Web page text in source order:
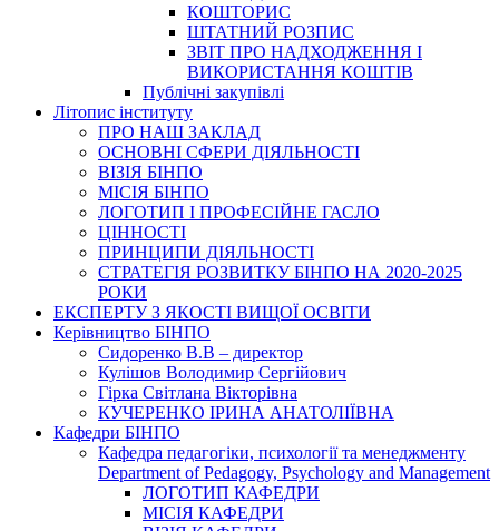
КОШТОРИС
ШТАТНИЙ РОЗПИС
ЗВІТ ПРО НАДХОДЖЕННЯ І
ВИКОРИСТАННЯ КОШТІВ
Публічні закупівлі
Літопис інституту
ПРО НАШ ЗАКЛАД
ОСНОВНІ СФЕРИ ДІЯЛЬНОСТІ
ВІЗІЯ БІНПО
МІСІЯ БІНПО
ЛОГОТИП І ПРОФЕСІЙНЕ ГАСЛО
ЦІННОСТІ
ПРИНЦИПИ ДІЯЛЬНОСТІ
СТРАТЕГІЯ РОЗВИТКУ БІНПО НА 2020-2025
РОКИ
ЕКСПЕРТУ З ЯКОСТІ ВИЩОЇ ОСВІТИ
Керівництво БІНПО
Сидоренко В.В – директор
Кулішов Володимир Сергійович
Гірка Світлана Вікторівна
КУЧЕРЕНКО ІРИНА АНАТОЛІЇВНА
Кафедри БІНПО
Кафедра педагогіки, психології та менеджменту
Department of Pedagogy, Psychology and Management
ЛОГОТИП КАФЕДРИ
МІСІЯ КАФЕДРИ